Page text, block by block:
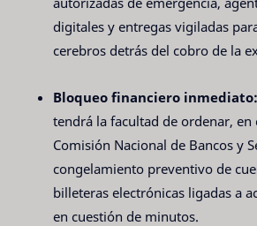
digitales y entregas vigiladas
cerebros detrás del cobro de la
Bloqueo financiero inmediato:
tendrá la facultad de ordenar,
Comisión Nacional de Bancos y
congelamiento preventivo de
billeteras electrónicas ligadas a
en cuestión de minutos.